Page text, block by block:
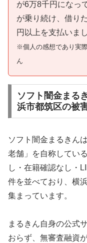
が6万8千円になっ
が乗り続け、借り
円以上を支払いま
※個人の感想であり実
ん
ソフト闇金まる
浜市都筑区の被
ソフト闇金まるきん
老舗」を自称してい
し・在籍確認なし・
件を並べており、横
集まっています。
まるきん自身の公式
おらず、無審査融資